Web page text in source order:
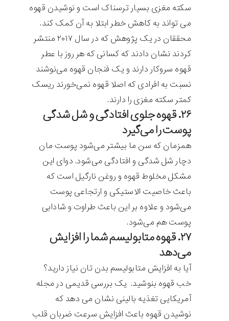
سکته مغزی بسیار ترسناک است و نوشیدن قهوه
می تواند به کاهش خطر ابتلا به آن کمک کند.
محققان در یک پژوهش که در سال ۲۰۱۷ منتشر
کردند نشان دادند که کسانی که هر روز با عطر
قهوه سروکار دارند و یک فنجان قهوه می‌نوشند
نسبت به افرادی که اصلا قهوه نمی‌خورند ریسک
کمتر سکته مغزی را دارند.
۲۶. قهوه جلوی افتادگی و شل شدگی
پوست را می‌گیرد
همزمان که سن ما بیشتر می‌شود پوست مان
دچار شل شدگی و افتادگی می‌شود. دوای این
مشکل مخلوط قهوه و روغن نارگیل است که
باعث خاصیت الاستیکی و ارتجاعی پوست
می‌شود و علاوه بر این باعث طراوت و شادابی
پوست هم می‌شود.
۲۷. قهوه متابولیسم شما را افزایش
می‌دهد
آیا به افزایش متابولیسم بدن تان نیاز دارید؟
خب قهوه بنوشید. یک بررسی قدیمی در مجله
آمریکایی تغذیه بالینی نشان می دهد که
نوشیدن قهوه باعث افزایش سرعت ضربان قلب